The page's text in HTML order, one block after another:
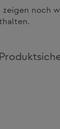
noch